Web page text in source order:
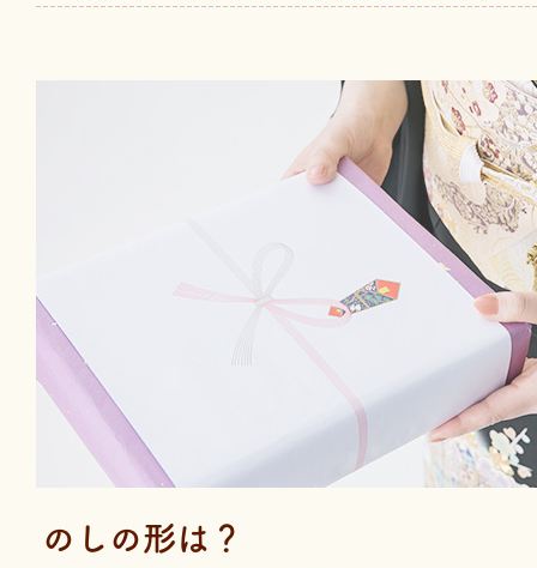
のしの形は？